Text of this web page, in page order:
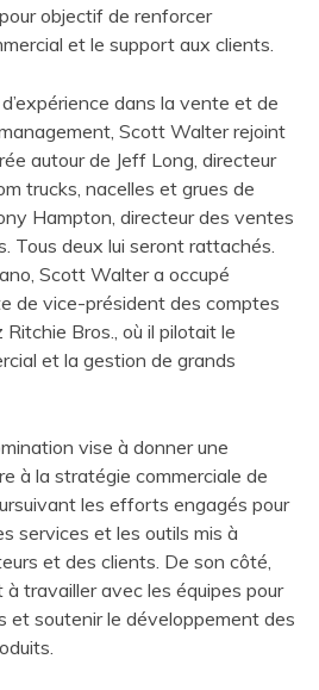
objectif de renforcer
et le support aux clients.
dans la vente et de
Scott Walter rejoint
autour de Jeff Long, directeur
trucks, nacelles et grues de
Hampton, directeur des ventes
Tous deux lui seront rattachés.
Scott Walter a occupé
de vice-président des comptes
Bros., où il pilotait le
et la gestion de grands
vise à donner une
à la stratégie commerciale de
les efforts engagés pour
services et les outils mis à
et des clients. De son côté,
travailler avec les équipes pour
et soutenir le développement des